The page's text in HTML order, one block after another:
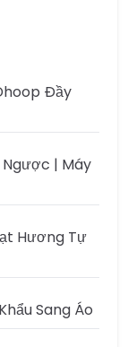
Đầy
| Máy
Hương Tự
Sang Áo